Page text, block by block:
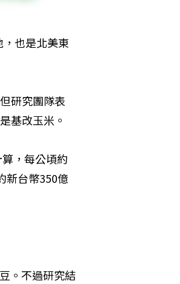
也是北美東
研究團隊表
基改玉米。
，每公頃約
新台幣350億
。不過研究結